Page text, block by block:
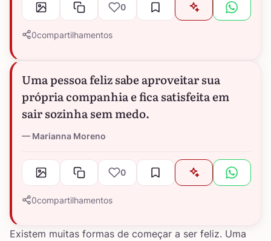
0
0compartilhamentos
Uma pessoa feliz sabe aproveitar sua
própria companhia e fica satisfeita em
sair sozinha sem medo.
Marianna Moreno
0
0compartilhamentos
Existem muitas formas de começar a ser feliz. Uma